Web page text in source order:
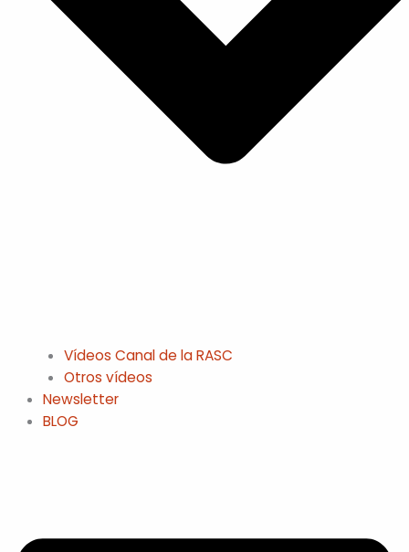
Vídeos Canal de la RASC
Otros vídeos
Newsletter
BLOG